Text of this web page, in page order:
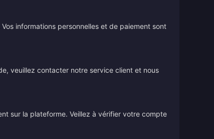
informations personnelles et de paiement sont
veuillez contacter notre service client et nous
sur la plateforme. Veillez à vérifier votre compte